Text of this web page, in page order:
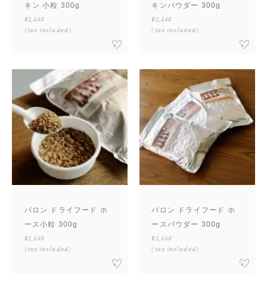
キン 小粒 300g
¥1,540
(tax included)
キンパウダー 300g
¥1,540
(tax included)
バロン ドライフード ホ
ース小粒 300g
¥1,540
(tax included)
バロン ドライフード ホ
ースパウダー 300g
¥1,540
(tax included)